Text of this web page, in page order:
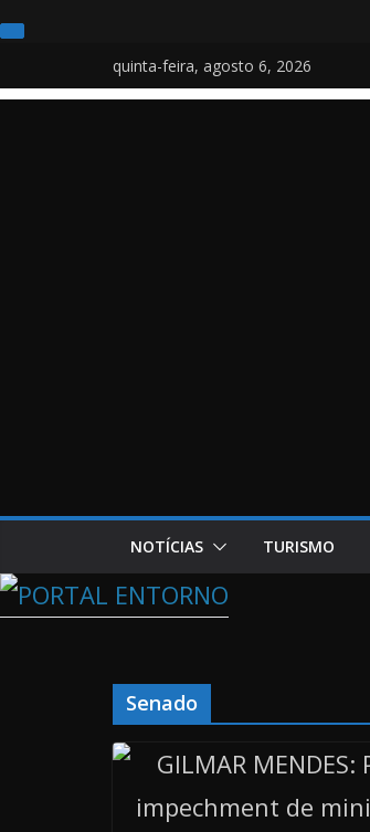
para
quinta-feira, agosto 6, 2026
NOTÍCIAS TURISMO
Senado